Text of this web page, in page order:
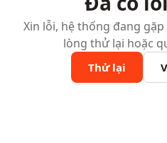
Xin lỗi, hệ thống đang
lòng thử lại hoặc
Thử lại